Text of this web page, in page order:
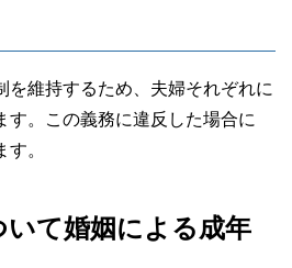
を維持するため、夫婦それぞれに
す。この義務に違反した場合に
。
いて婚姻による成年